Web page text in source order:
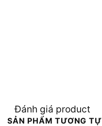
Đánh giá product
SẢN PHẨM TƯƠNG TỰ